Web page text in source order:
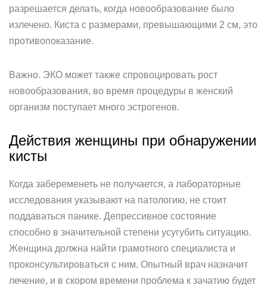
разрешается делать, когда новообразование было
излечено. Киста с размерами, превышающими 2 см, это
противопоказание.
Важно. ЭКО может также спровоцировать рост
новообразования, во время процедуры в женский
организм поступает много эстрогенов.
Действия женщины при обнаружении
кисты
Когда забеременеть не получается, а лабораторные
исследования указывают на патологию, не стоит
поддаваться панике. Депрессивное состояние
способно в значительной степени усугубить ситуацию.
Женщина должна найти грамотного специалиста и
проконсультироваться с ним. Опытный врач назначит
лечение, и в скором времени проблема к зачатию будет